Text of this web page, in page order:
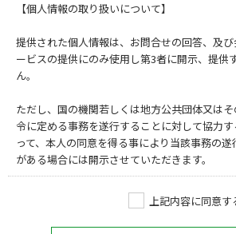
【個人情報の取り扱いについて】
提供された個人情報は、お問合せの回答、及
ービスの提供にのみ使用し第3者に開示、提供
ん。
ただし、国の機関若しくは地方公共団体又は
令に定める事務を遂行することに対して協力
って、本人の同意を得る事により当該事務の
がある場合には開示させていただきます。
上記内容に同意す